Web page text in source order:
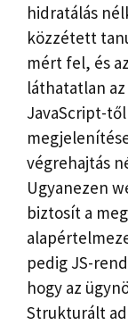
hidratálás
közzétett
mért fel, és
láthatatlan
JavaScript-
végrehajtás
Ugyanezen
biztosít a
pedig JS-
hogy az
Strukturált